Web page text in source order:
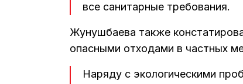
все санитарные требования.
Жунушбаева также
опасными отходами в частных
Наряду с экологическими